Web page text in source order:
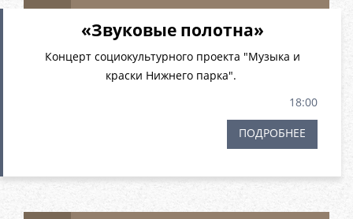
«Звуковые полотна»
Концерт социокультурного проекта "Музыка и
краски Нижнего парка".
18:00
ПОДРОБНЕЕ